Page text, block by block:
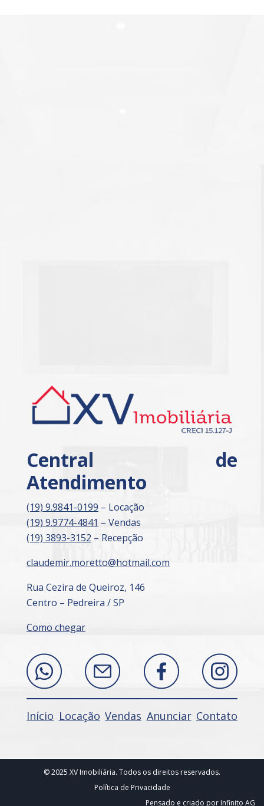
Central de
Atendimento
(19) 9.9841-0199 – Locação
(19) 9.9774-4841 – Vendas
(19) 3893-3152 – Recepção
claudemir.moretto@hotmail.com
Rua Cezira de Queiroz, 146
Centro – Pedreira / SP
Como chegar
Início Locação Vendas Anunciar Contato
© 2025 XV Imobiliária. Todos os direitos reservados.
Política de Privacidade
Pensado e criado por Infinito AG